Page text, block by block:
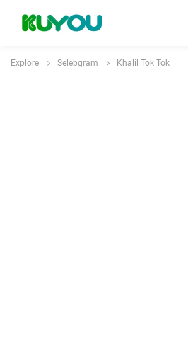
Explore Selebgram Khalil Tok Tok